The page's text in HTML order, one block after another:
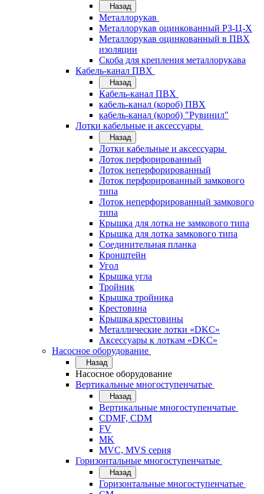
Назад
Металлорукав
Металлорукав оцинкованный РЗ-Ц-Х
Металлорукав оцинкованный в ПВХ
изоляции
Скоба для крепления металлорукава
Кабель-канал ПВХ
Назад
Кабель-канал ПВХ
кабель-канал (короб) ПВХ
кабель-канал (короб) "Рувинил"
Лотки кабельные и аксессуары
Назад
Лотки кабельные и аксессуары
Лоток перфорированный
Лоток неперфорированный
Лоток перфорированный замкового
типа
Лоток неперфорированный замкового
типа
Крышка для лотка не замкового типа
Крышка для лотка замкового типа
Соединительная планка
Кронштейн
Угол
Крышка угла
Тройник
Крышка тройника
Крестовина
Крышка крестовины
Металлические лотки «DKC»
Аксессуары к лоткам «DKC»
Насосное оборудование
Назад
Насосное оборудование
Вертикальные многоступенчатые
Назад
Вертикальные многоступенчатые
CDMF, CDM
FV
MK
MVC, MVS серия
Горизонтальные многоступенчатые
Назад
Горизонтальные многоступенчатые